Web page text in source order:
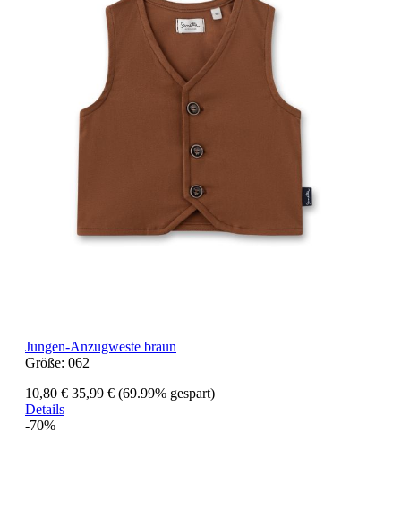
Jungen-Anzugweste braun
Größe: 062
10,80 € 35,99 € (69.99% gespart)
Details
-70%